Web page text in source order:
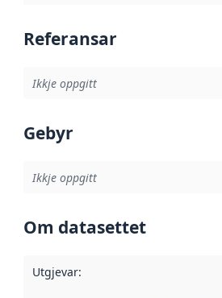
Referansar
Ikkje oppgitt
Gebyr
Ikkje oppgitt
Om datasettet
Utgjevar: